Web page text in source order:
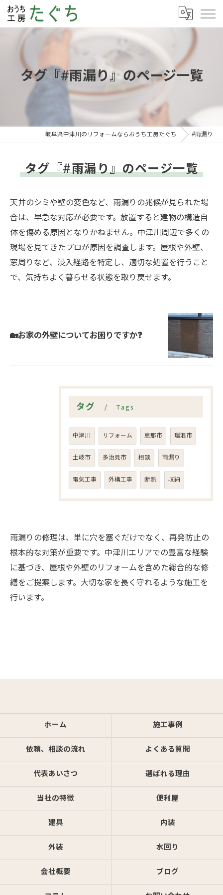
タグ『#雨漏り』のページ一覧
岐阜県中津川のリフォームならおうち工房たぐち #雨漏り
タグ『#雨漏り』のページ一覧
天井のシミや壁の変色など、雨漏りの兆候が見られた場
合は、早急な対応が必要です。放置すると建物の構造自
体を傷める原因となりかねません。中津川周辺で多くの
現場を見てきたプロが原因を調査します。屋根や外壁、
窓周りなど、浸入経路を特定し、適切な処置を行うこと
で、気持ちよく暮らせる状態を取り戻せます。
🏡お家の外壁についてお困りですか❓
タグ Tags
中津川 リフォーム 恵那市 瑞浪市
土岐市 多治見市 相談 雨漏り
電気工事 外構工事 断熱 収納
雨漏りの修理は、単に穴を塞ぐだけでなく、再発防止の
根本的な対策が重要です。中津川エリアでの豊富な経験
に基づき、屋根や外壁のリフォームを含めた総合的な修
繕をご提案します。大切な家を長く守れるような施工を
行います。
ホーム 施工事例
依頼、相談の流れ よくある質問
代表あいさつ 選ばれる理由
当社の特徴 便利屋
建具 内装
外装 水回り
会社概要 ブログ